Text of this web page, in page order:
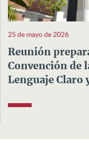
25 de mayo de 2026
Reunión
Convención de
Lenguaje Claro